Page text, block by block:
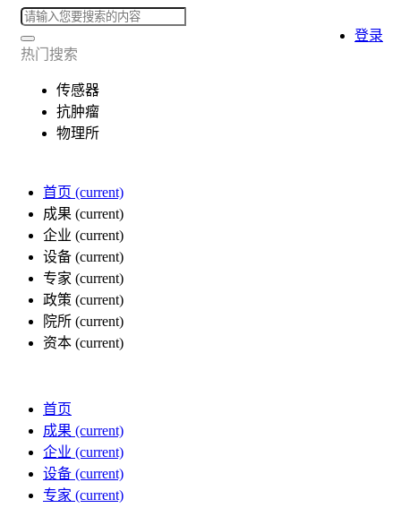
热门搜索
传感器
抗肿瘤
物理所
首页 (current)
成果 (current)
企业 (current)
设备 (current)
专家 (current)
政策 (current)
院所 (current)
资本 (current)
登录
首页
成果 (current)
企业 (current)
设备 (current)
专家 (current)